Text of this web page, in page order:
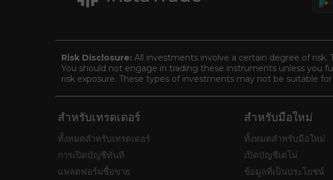
Risk Disclosure: All investments involve a certain degree of risk.
You should not engage in trading these instruments unless you
risk exposure. These types of investments may not be suitable for
สำหรับเทรดเดอร์
ทั้งหมดสำหรับเทรดเดอร์
การเปิดบัญชีทันที
แพลตฟอร์มซื้อขาย
สำหรับมือใหม่
ทั้งหมดสำหรับมือใหม่
เปิดบัญชีเดโม่
ข้อมูลที่เป็นประโยชน์